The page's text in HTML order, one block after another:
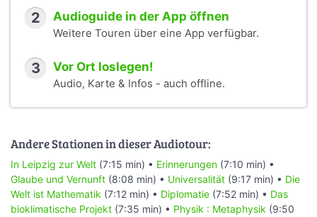
2 Audioguide in der App öffnen
Weitere Touren über eine App verfügbar.
3 Vor Ort loslegen!
Audio, Karte & Infos - auch offline.
Andere Stationen in dieser Audiotour:
In Leipzig zur Welt (7:15 min) • Erinnerungen (7:10 min) •
Glaube und Vernunft (8:08 min) • Universalität (9:17 min) • Die
Welt ist Mathematik (7:12 min) • Diplomatie (7:52 min) • Das
bioklimatische Projekt (7:35 min) • Physik : Metaphysik (9:50